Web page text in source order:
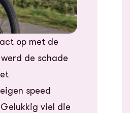
op met de
de schade
speed
viel die